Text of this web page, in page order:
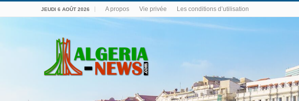
JEUDI 6 AOÛT 2026 A propos Vie privée Les conditions d’utilisation